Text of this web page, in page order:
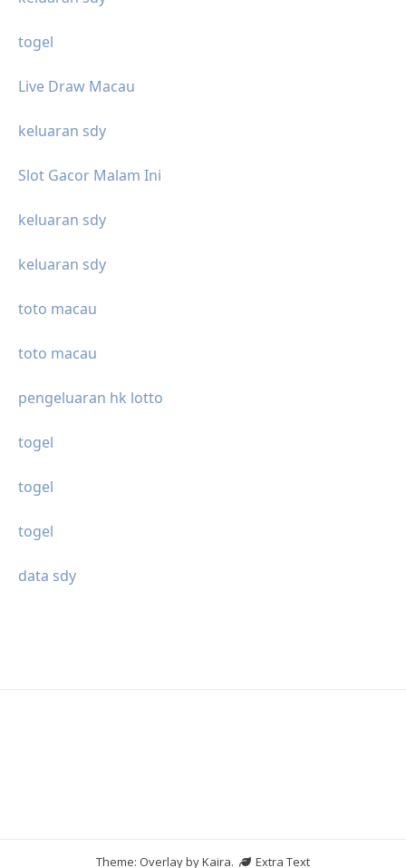
togel
Live Draw Macau
keluaran sdy
Slot Gacor Malam Ini
keluaran sdy
keluaran sdy
toto macau
toto macau
pengeluaran hk lotto
togel
togel
togel
data sdy
Theme: Overlay byKaira. Extra Text